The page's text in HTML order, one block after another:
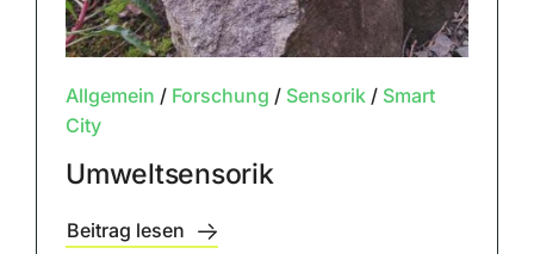
Allgemein / Forschung / Sensorik/ Smart
City
Umweltsensorik
Beitrag lesen